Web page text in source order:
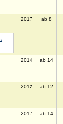
2017 ab 8
2014 ab 14
2012 ab 12
2017 ab 14